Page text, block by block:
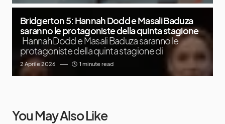
Bridgerton 5: Hannah Dodd e Masali Baduza
saranno le protagoniste della quinta stagione
Hannah Dodd e Masali Baduza saranno le
protagoniste della quinta stagione di
2 Aprile 2026 1 minute read
You May Also Like